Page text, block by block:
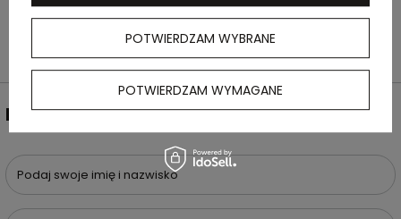
NEWSLETTER
Podaj swoje imię i nazwisko
POTWIERDZAM WYBRANE
POTWIERDZAM WYMAGANE